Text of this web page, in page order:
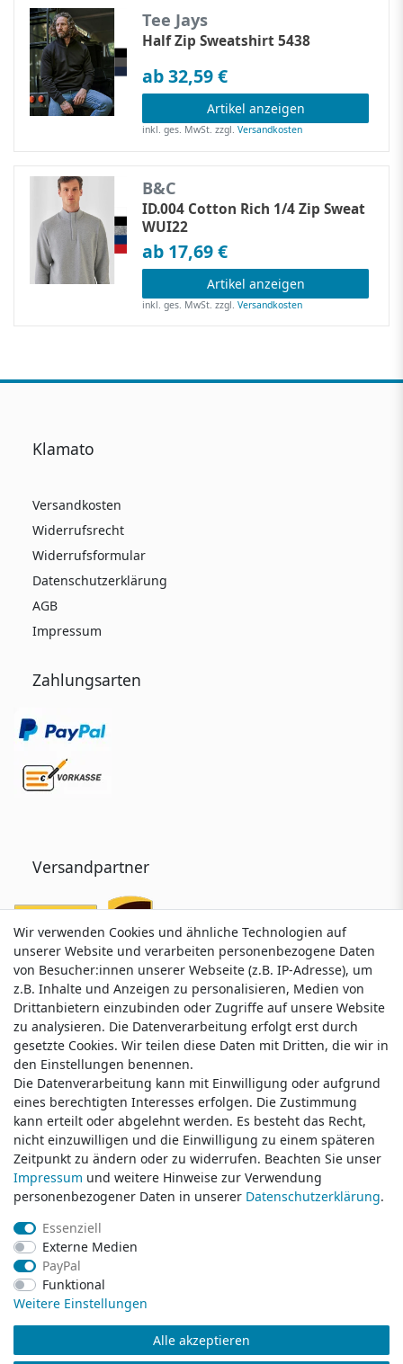
Tee Jays
Half Zip Sweatshirt 5438
ab 32,59 €
Artikel anzeigen
inkl. ges. MwSt. zzgl.Versandkosten
B&C
ID.004 Cotton Rich 1/4 Zip Sweat
WUI22
ab 17,69 €
Artikel anzeigen
inkl. ges. MwSt. zzgl.Versandkosten
Klamato
Versandkosten
Widerrufsrecht
Widerrufsformular
Datenschutzerklärung
AGB
Impressum
Zahlungsarten
Versandpartner
Service & Kontakt
Wünschen Sie einen Rückruf?
service@klamato.de
Schreiben Sie uns:
service@klamato.de
Durchschnittliche Bewertung von
Bewertungsgrundlage des Anbieters: 5 Verkaufs- und 3 Bewertungsplattformen
© Copyright 2026 klamato.de | Alle Rechte vorbehalten.
Wir verwenden Cookies und ähnliche Technologien auf
unserer Website und verarbeiten personenbezogene Daten
von Besucher:innen unserer Webseite (z.B. IP-Adresse), um
z.B. Inhalte und Anzeigen zu personalisieren, Medien von
Drittanbietern einzubinden oder Zugriffe auf unsere Website
zu analysieren. Die Datenverarbeitung erfolgt erst durch
gesetzte Cookies. Wir teilen diese Daten mit Dritten, die wir in
den Einstellungen benennen.
Die Datenverarbeitung kann mit Einwilligung oder aufgrund
eines berechtigten Interesses erfolgen. Die Zustimmung
kann erteilt oder abgelehnt werden. Es besteht das Recht,
nicht einzuwilligen und die Einwilligung zu einem späteren
Zeitpunkt zu ändern oder zu widerrufen. Beachten Sie unser
Impressum und weitere Hinweise zur Verwendung
personenbezogener Daten in unserer Daten­schutz­erklärung.
Essenziell
Externe Medien
PayPal
Funktional
Weitere Einstellungen
Alle akzeptieren
Wir verwenden Cookies und ähnliche Technologien auf
unserer Website und verarbeiten personenbezogene Daten
von Besucher:innen unserer Webseite (z.B. IP-Adresse), um
z.B. Inhalte und Anzeigen zu personalisieren, Medien von
Drittanbietern einzubinden oder Zugriffe auf unsere Website
zu analysieren. Die Datenverarbeitung erfolgt erst durch
gesetzte Cookies. Wir teilen diese Daten mit Dritten, die wir in
den Einstellungen benennen.
Die Datenverarbeitung kann mit Einwilligung oder aufgrund
eines berechtigten Interesses erfolgen. Die Zustimmung
kann erteilt oder abgelehnt werden. Es besteht das Recht,
nicht einzuwilligen und die Einwilligung zu einem späteren
Zeitpunkt zu ändern oder zu widerrufen. Beachten Sie unser
Impressum und weitere Hinweise zur Verwendung
personenbezogener Daten in unserer Daten­schutz­erklärung.
Essenziell
Externe Medien
PayPal
Funktional
Weitere Einstellungen
Alle akzeptieren